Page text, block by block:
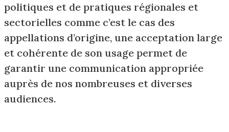
politiques et de pratiques régionales et
sectorielles comme c’est le cas des
appellations d’origine, une acceptation large
et cohérente de son usage permet de
garantir une communication appropriée
auprès de nos nombreuses et diverses
audiences.